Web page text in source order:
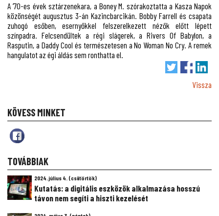
A ’70-es évek sztárzenekara, a Boney M. szórakoztatta a Kasza Napok
közönségét augusztus 3-án Kazincbarcikán. Bobby Farrell és csapata
zuhogó esőben, esernyőkkel felszerelkezett nézők előtt lépett
színpadra. Felcsendültek a régi slágerek, a Rivers Of Babylon, a
Rasputin, a Daddy Cool és természetesen a No Woman No Cry. A remek
hangulatot az égi áldás sem ronthatta el.
Vissza
KÖVESS MINKET
TOVÁBBIAK
2024. július 4. (csütörtök)
Kutatás: a digitális eszközök alkalmazása hosszú
távon nem segíti a hiszti kezelését